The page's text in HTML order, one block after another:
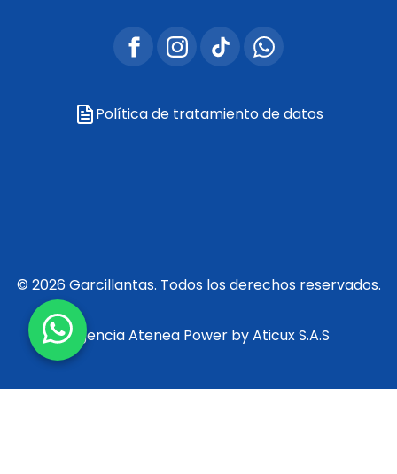
Política de tratamiento de datos
© 2026 Garcillantas. Todos los derechos reservados.
Agencia AteneaPower byAticux S.A.S